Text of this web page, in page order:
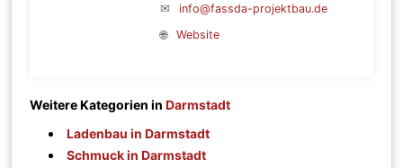
✉
info@fassda-projektbau.de
🌐
Website
Weitere Kategorien inDarmstadt
Ladenbau in Darmstadt
Schmuck in Darmstadt